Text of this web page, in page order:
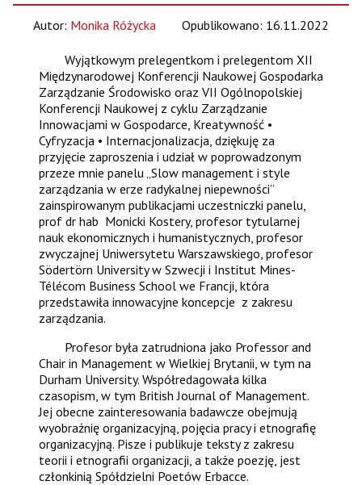
Autor: Monika Różycka Opublikowano: 16.11.2022
Wyjątkowym prelegentkom i prelegentom XII
Międzynarodowej Konferencji Naukowej Gospodarka
Zarządzanie Środowisko oraz VII Ogólnopolskiej
Konferencji Naukowej z cyklu Zarządzanie
Innowacjami w Gospodarce, Kreatywność •
Cyfryzacja • Internacjonalizacja, dziękuję za
przyjęcie zaproszenia i udział w poprowadzonym
przeze mnie panelu „Slow management i style
zarządzania w erze radykalnej niepewności”
zainspirowanym publikacjami uczestniczki panelu,
prof dr hab Monicki Kostery, profesor tytularnej
nauk ekonomicznych i humanistycznych, profesor
zwyczajnej Uniwersytetu Warszawskiego, profesor
Södertörn University w Szwecji i Institut Mines-
Télécom Business School we Francji, która
przedstawiła innowacyjne koncepcje z zakresu
zarządzania.
Profesor była zatrudniona jako Professor and
Chair in Management w Wielkiej Brytanii, w tym na
Durham University. Współredagowała kilka
czasopism, w tym British Journal of Management.
Jej obecne zainteresowania badawcze obejmują
wyobraźnię organizacyjną, pojęcia pracy i etnografię
organizacyjną. Pisze i publikuje teksty z zakresu
teorii i etnografii organizacji, a także poezję, jest
członkinią Spółdzielni Poetów Erbacce.